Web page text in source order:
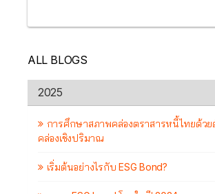
ALL BLOGS
2025
การศึกษาสภาพคล่องตราสารหนี้ไทยด้ว
คล่องเชิงปริมาณ
เริ่มต้นอย่างไรกับ ESG Bond?